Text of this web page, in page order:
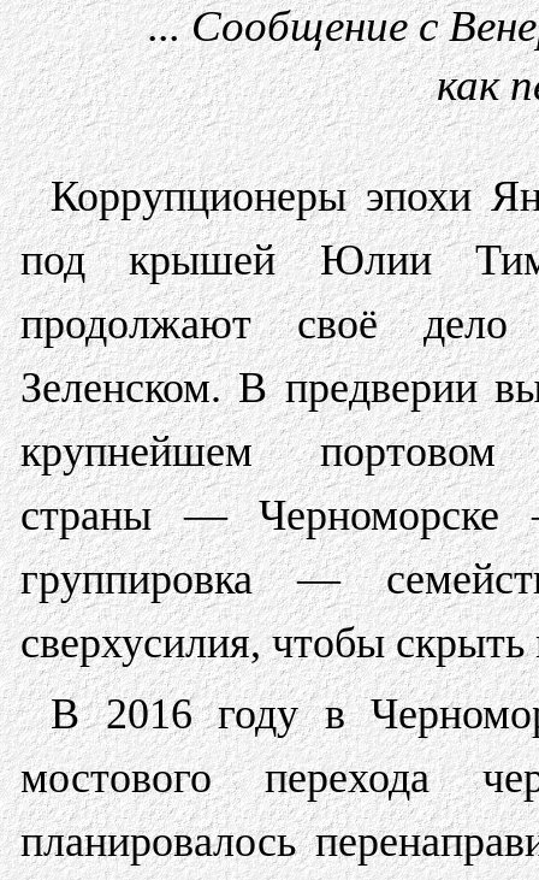
... Сообщение с
как
Коррупционеры эпохи
под крышей Юлии
продолжают своё
Зеленском. В предверии
крупнейшем портовом
страны — Черноморске
группировка —
сверхусилия, чтобы
В 2016 году в
мостового перехода
планировалось